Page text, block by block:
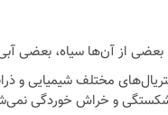
از آن‌ها سیاه، بعضی
مختلف شیمیایی و
شکستگی و خراش خوردگی